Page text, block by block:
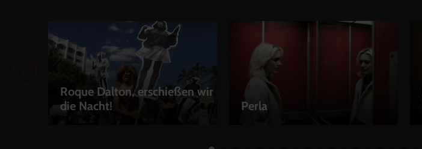
Roque Dalton, erschießen wir
die Nacht!
LEIHEN Perla
LEIHEN